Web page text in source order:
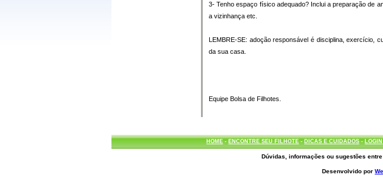
3- Tenho espaço físico adequado? Inclui a preparação de
a vizinhança etc.
LEMBRE-SE: adoção responsável é disciplina, exercício,
da sua casa.
Equipe Bolsa de Filhotes.
HOME- ENCONTRE SEU FILHOTE- DICAS E CUIDADOS- LOGIN
Dúvidas, informações ou sugestões
Desenvolvido por